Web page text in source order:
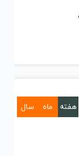
هفته ماه سال